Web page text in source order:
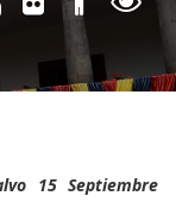
15 Septiembre